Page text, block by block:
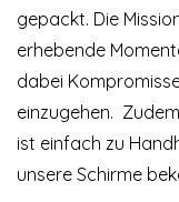
gepackt. Die
erhebende
dabei
einzugehen.
ist einfach zu
unsere Schirme